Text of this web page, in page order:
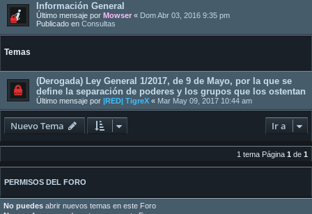
Información General
Último mensaje por Mowser « Dom Abr 03, 2016 9:35 pm
Publicado en Consultas
Temas
(Derogada) Ley General 1/2017, de 9 de Mayo, por la que se
define la separación de poderes y los grupos que los ostentan
Último mensaje por |RED| TigreX « Mar May 09, 2017 10:44 am
Nuevo Tema Ir a
1 tema Página 1 de 1
PERMISOS DEL FORO
No puedes abrir nuevos temas en este Foro